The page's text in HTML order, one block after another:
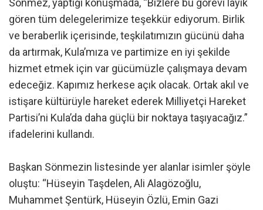
Sönmez, yaptığı konuşmada, “Bizlere bu görevi layık
gören tüm delegelerimize teşekkür ediyorum. Birlik
ve beraberlik içerisinde, teşkilatımızın gücünü daha
da artırmak, Kula’mıza ve partimize en iyi şekilde
hizmet etmek için var gücümüzle çalışmaya devam
edeceğiz. Kapımız herkese açık olacak. Ortak akıl ve
istişare kültürüyle hareket ederek Milliyetçi Hareket
Partisi’ni Kula’da daha güçlü bir noktaya taşıyacağız.”
ifadelerini kullandı.
Başkan Sönmezin listesinde yer alanlar isimler şöyle
oluştu: “Hüseyin Taşdelen, Ali Alagözoğlu,
Muhammet Şentürk, Hüseyin Özlü, Emin Gazi